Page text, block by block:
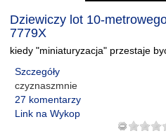
Dziewiczy lot 10-
7779X
kiedy "miniaturyzacja" przestaje
Szczegóły
czyznaszmnie
27 komentarzy
Link na Wykop